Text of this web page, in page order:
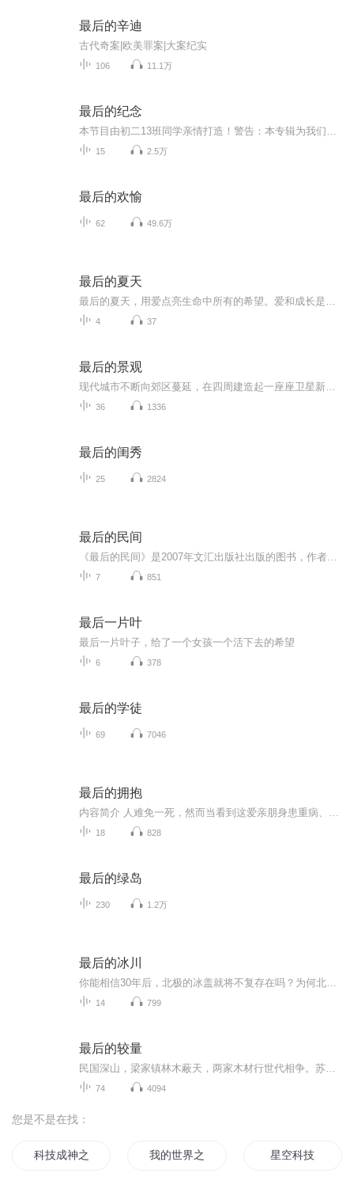
最后的辛迪
古代奇案|欧美罪案|大案纪实
106 11.1万
最后的纪念
15 2.5万
最后的欢愉
62 49.6万
最后的夏天
4 37
最后的景观
36 1336
最后的闺秀
25 2824
最后的民间
7 851
最后一片叶
最后一片叶子，给了一个女孩一个活下去的希望
6 378
最后的学徒
69 7046
最后的拥抱
18 828
最后的绿岛
230 1.2万
最后的冰川
14 799
最后的较量
74 4094
您是不是在找：
科技成神之路 我的世界之科技新时代 星空科技